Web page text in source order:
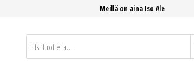
Meillä on aina Iso Ale